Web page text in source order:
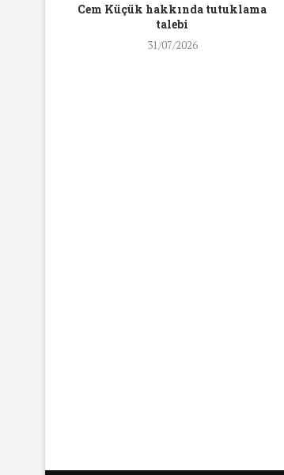
Cem Küçük hakkında tutuklama
talebi
31/07/2026